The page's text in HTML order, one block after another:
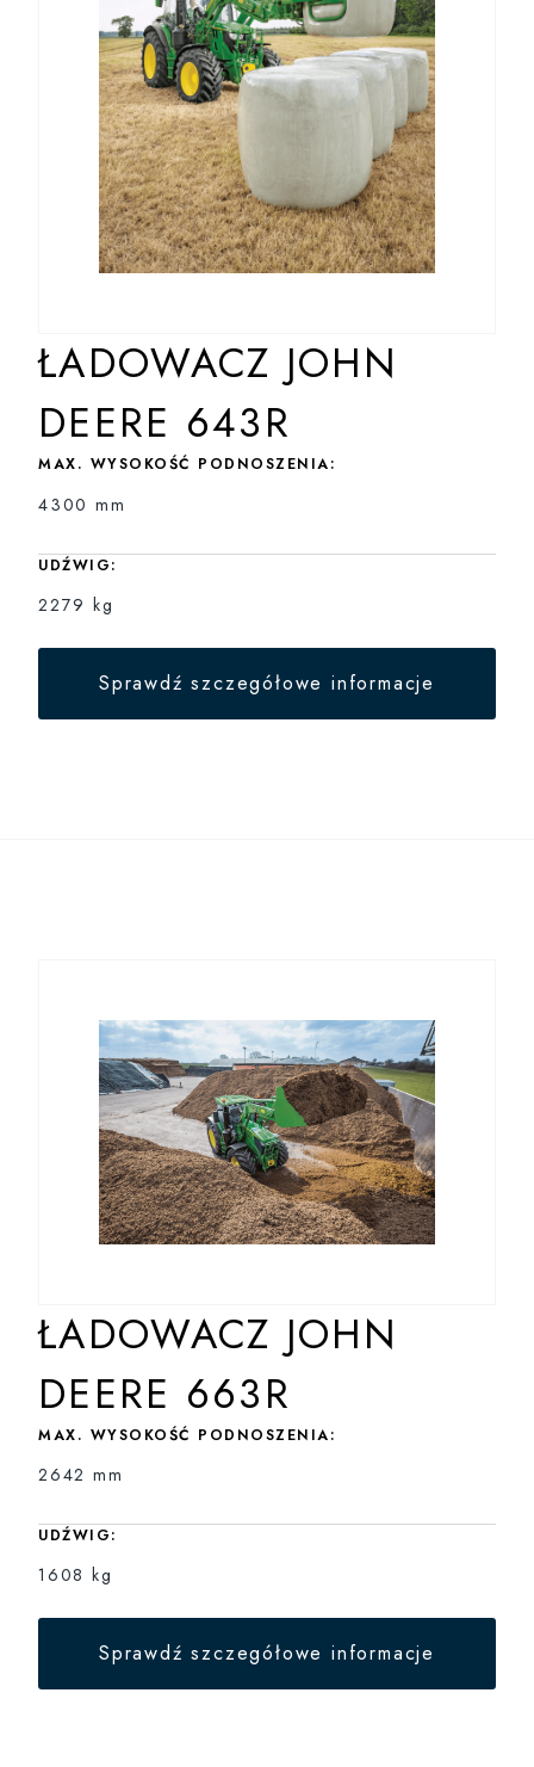
ŁADOWACZ JOHN
DEERE 643R
MAX. WYSOKOŚĆ PODNOSZENIA:
4300 mm
UDŹWIG:
2279 kg
Sprawdź szczegółowe informacje
ŁADOWACZ JOHN
DEERE 663R
MAX. WYSOKOŚĆ PODNOSZENIA:
2642 mm
UDŹWIG:
1608 kg
Sprawdź szczegółowe informacje